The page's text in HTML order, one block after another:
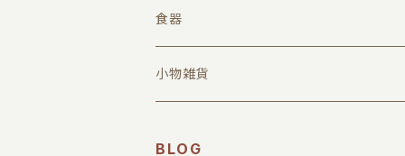
漆器小筥Curumi（欅）
Curumi関連商品
食器
汁椀、丼椀
小物雑貨
BLOG